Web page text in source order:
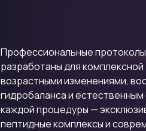
Профессиональные протоколы
разработаны для
возрастными изменениями,
гидробаланса и
каждой процедуры —
пептидные комплексы и